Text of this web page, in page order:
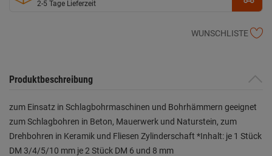
2-5 Tage Lieferzeit
WUNSCHLISTE
Produktbeschreibung
zum Einsatz in Schlagbohrmaschinen und Bohrhämmern geeignet
zum Schlagbohren in Beton, Mauerwerk und Naturstein, zum
Drehbohren in Keramik und Fliesen Zylinderschaft *Inhalt: je 1 Stück
DM 3/4/5/10 mm je 2 Stück DM 6 und 8 mm